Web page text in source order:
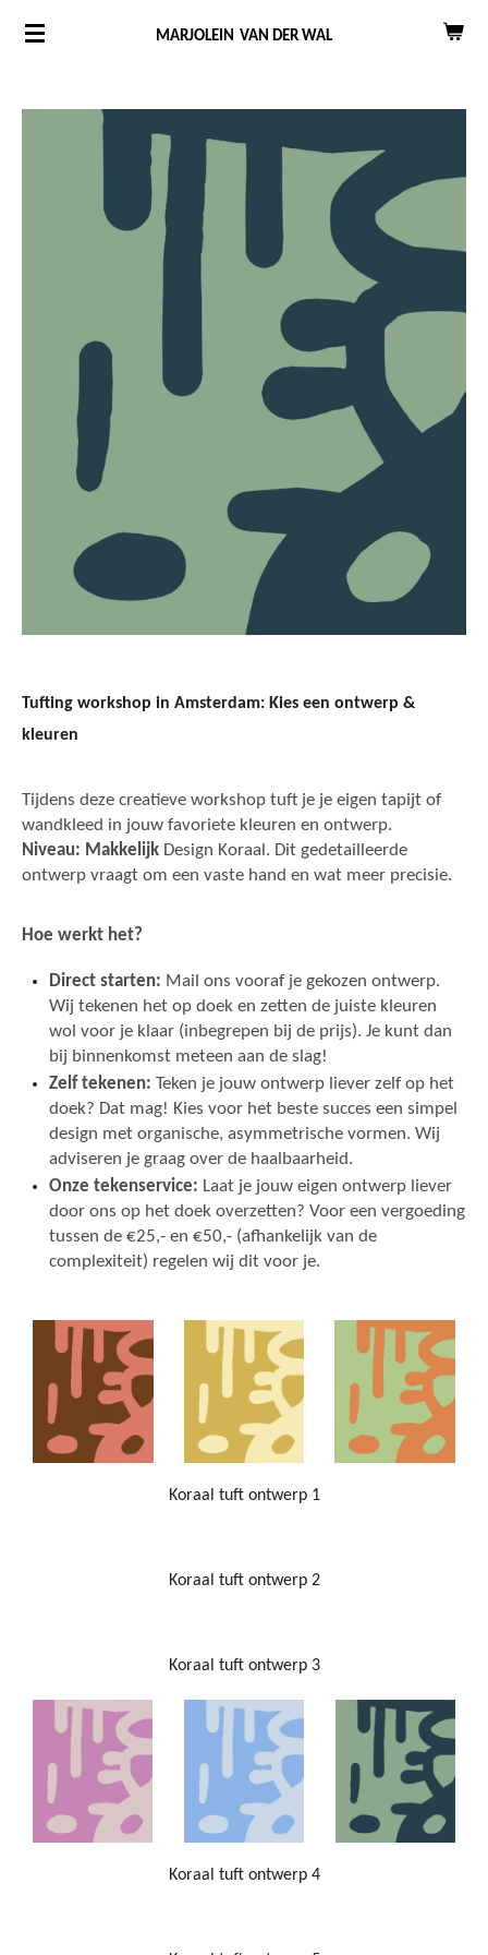
Ga
MARJOLEIN VAN DER WAL
Tufting workshop in Amsterdam: Kies een ontwerp &
kleuren
Tijdens deze creatieve workshop tuft je je eigen tapijt of
wandkleed in jouw favoriete kleuren en ontwerp.
Niveau: Makkelijk Design Koraal. Dit gedetailleerde
ontwerp vraagt om een vaste hand en wat meer precisie.
Hoe werkt het?
Direct starten: Mail ons vooraf je gekozen ontwerp.
Wij tekenen het op doek en zetten de juiste kleuren
wol voor je klaar (inbegrepen bij de prijs). Je kunt dan
bij binnenkomst meteen aan de slag!
Zelf tekenen: Teken je jouw ontwerp liever zelf op het
doek? Dat mag! Kies voor het beste succes een simpel
design met organische, asymmetrische vormen. Wij
adviseren je graag over de haalbaarheid.
Onze tekenservice: Laat je jouw eigen ontwerp liever
door ons op het doek overzetten? Voor een vergoeding
tussen de €25,- en €50,- (afhankelijk van de
complexiteit) regelen wij dit voor je.
Koraal tuft ontwerp 1
Koraal tuft ontwerp 2
Koraal tuft ontwerp 3
Koraal tuft ontwerp 4